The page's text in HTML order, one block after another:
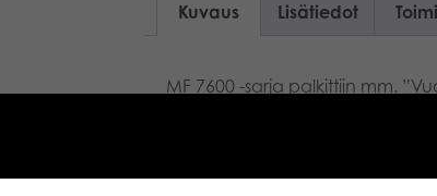
Kuvaus Lisätiedot
MF 7600 -sarja palkittiin mm.
”Vuoden parhaiten suunniteltu